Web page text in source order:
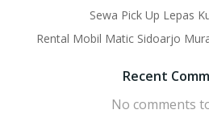
Sewa Pick Up Lepas
Rental Mobil Matic Sidoarjo
Recent
No comments